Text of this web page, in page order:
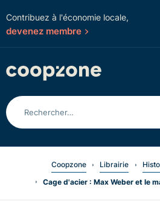
Contribuez à l'économie locale,
devenez membre
Coopzone Librairie
Cage d'acier : Max Weber et le